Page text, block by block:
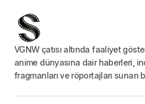
VGNW çatısı altında faaliyet
anime dünyasına dair haberleri,
fragmanları ve röportajları sunan